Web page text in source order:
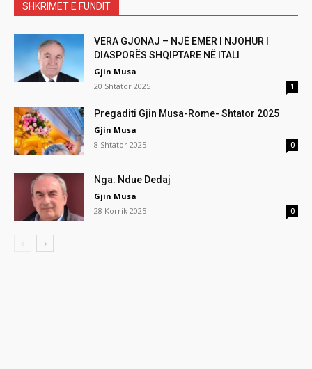
SHKRIMET E FUNDIT
VERA GJONAJ – NJË EMËR I NJOHUR I
DIASPORËS SHQIPTARE NË ITALI
Gjin Musa
20 Shtator 2025
1
Pregaditi Gjin Musa-Rome- Shtator 2025
Gjin Musa
8 Shtator 2025
0
Nga: Ndue Dedaj
Gjin Musa
28 Korrik 2025
0